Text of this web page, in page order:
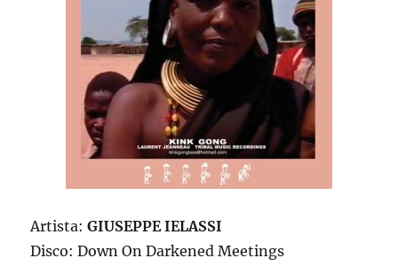
Artista:GIUSEPPE IELASSI
Disco: Down On Darkened Meetings